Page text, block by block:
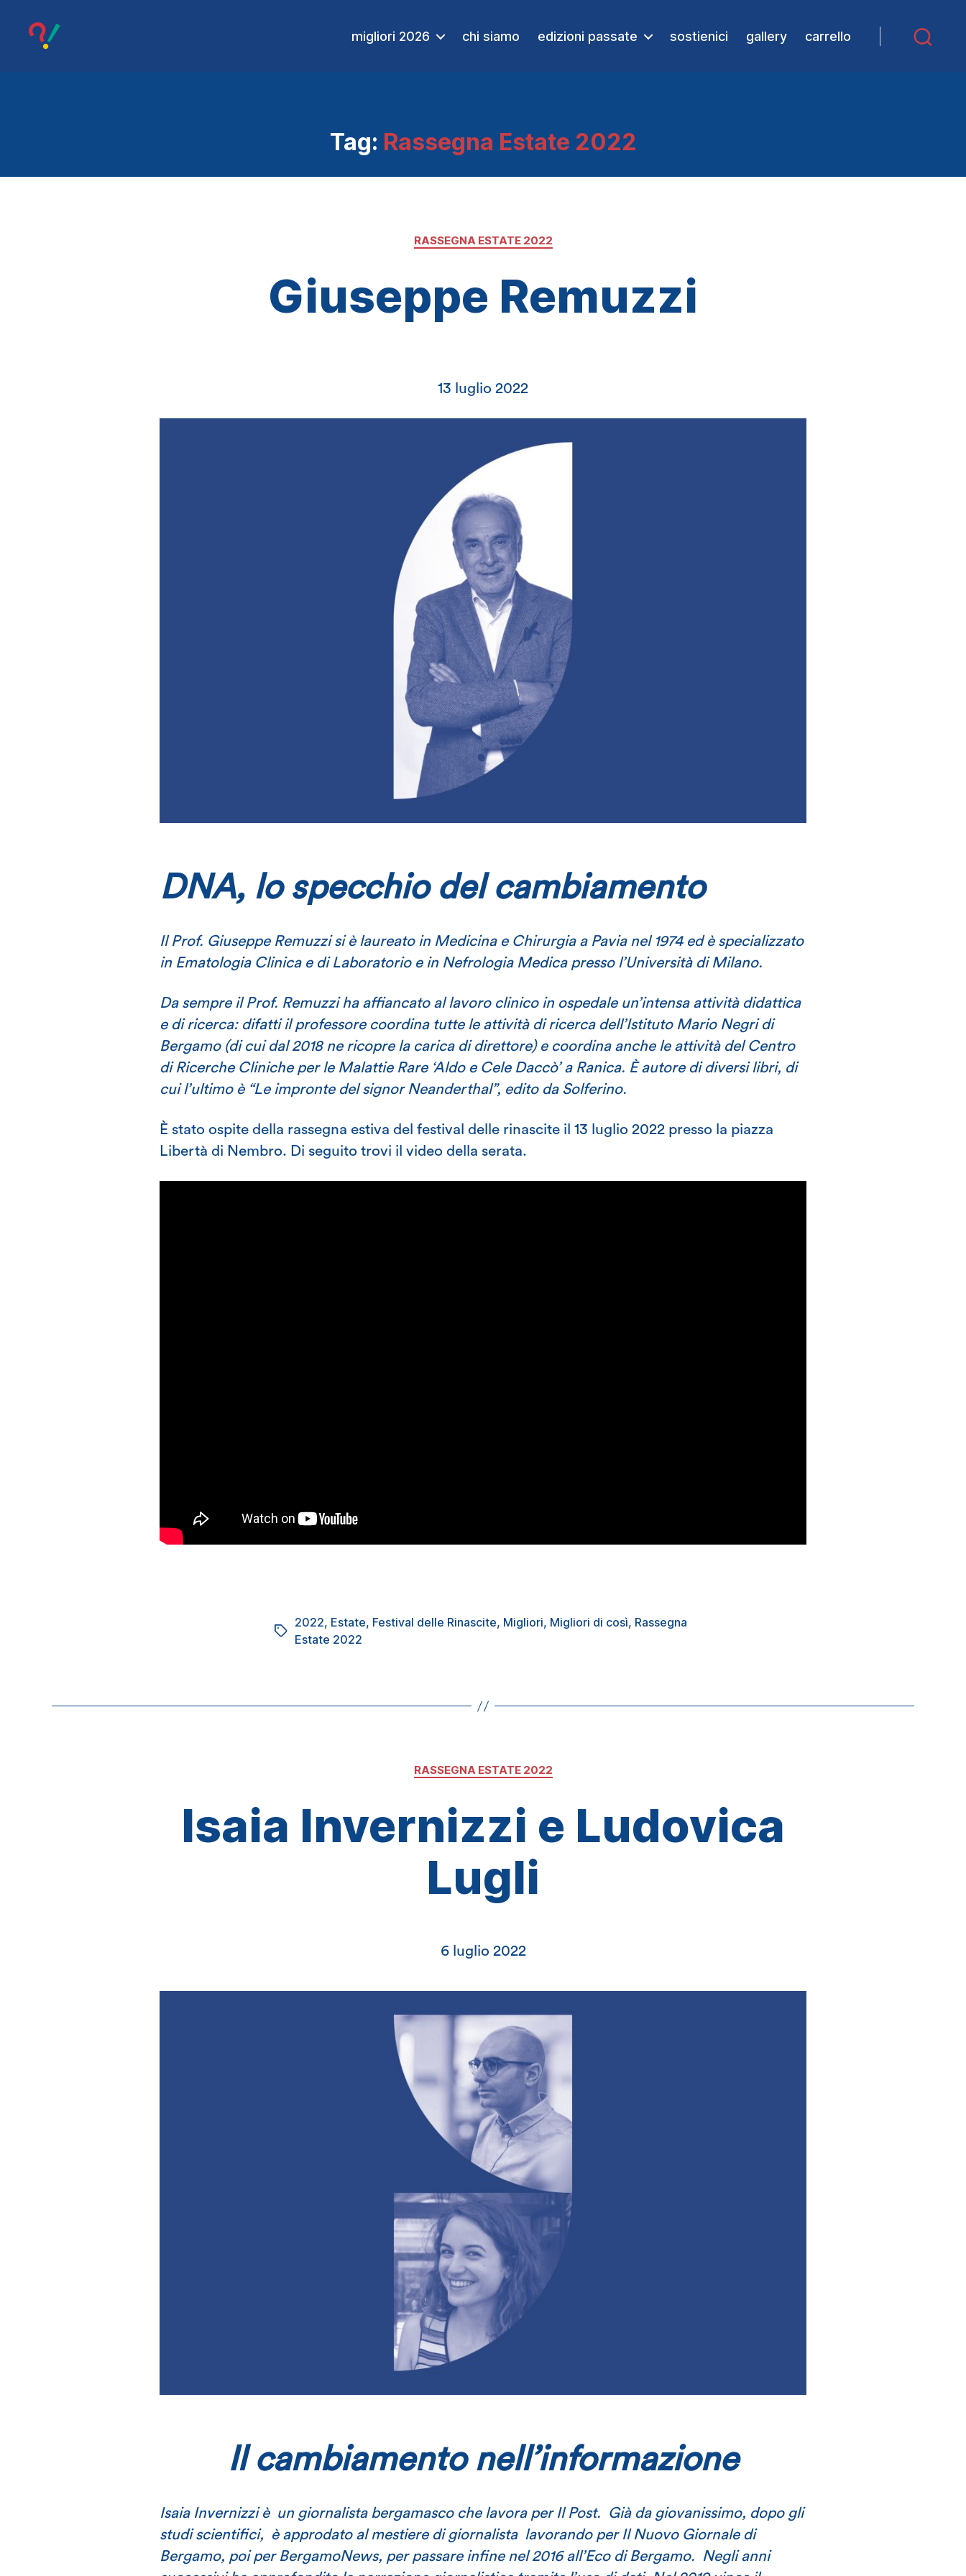
migliori 2026 chi siamo edizioni passate sostienici gallery carrello
Tag: Rassegna Estate 2022
Categorie
RASSEGNA ESTATE 2022
Giuseppe Remuzzi
13 luglio 2022
DNA, lo specchio del cambiamento
Il Prof. Giuseppe Remuzzi si è laureato in Medicina e Chirurgia a Pavia nel 1974 ed è specializzato
in Ematologia Clinica e di Laboratorio e in Nefrologia Medica presso l’Università di Milano.
Da sempre il Prof. Remuzzi ha affiancato al lavoro clinico in ospedale un’intensa attività didattica
e di ricerca: difatti il professore coordina tutte le attività di ricerca dell’Istituto Mario Negri di
Bergamo (di cui dal 2018 ne ricopre la carica di direttore) e coordina anche le attività del Centro
di Ricerche Cliniche per le Malattie Rare ‘Aldo e Cele Daccò’ a Ranica. È autore di diversi libri, di
cui l’ultimo è “Le impronte del signor Neanderthal”, edito da Solferino.
È stato ospite della rassegna estiva del festival delle rinascite il 13 luglio 2022 presso la piazza
Libertà di Nembro. Di seguito trovi il video della serata.
Tag
2022, Estate, Festival delle Rinascite, Migliori, Migliori di così, Rassegna
Estate 2022
Categorie
RASSEGNA ESTATE 2022
Isaia Invernizzi e Ludovica
Lugli
6 luglio 2022
Il cambiamento nell’informazione
Isaia Invernizzi è un giornalista bergamasco che lavora per Il Post. Già da giovanissimo, dopo gli
studi scientifici, è approdato al mestiere di giornalista lavorando per Il Nuovo Giornale di
Bergamo, poi per BergamoNews, per passare infine nel 2016 all’Eco di Bergamo. Negli anni